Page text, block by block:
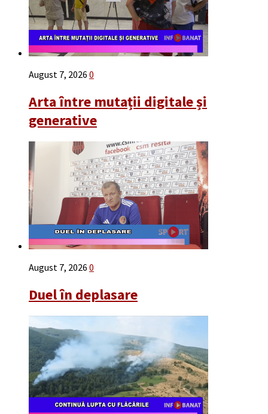
August 7, 2026 0
Arta între mutații digitale și
generative
August 7, 2026 0
Duel în deplasare